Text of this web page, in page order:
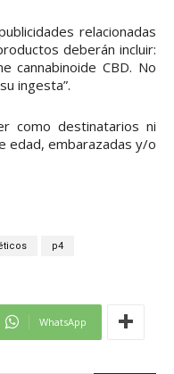
relacionadas
deberán incluir:
cannabinoide CBD. No
ingesta”.
como destinatarios ni
edad, embarazadas y/o
p4
WhatsApp